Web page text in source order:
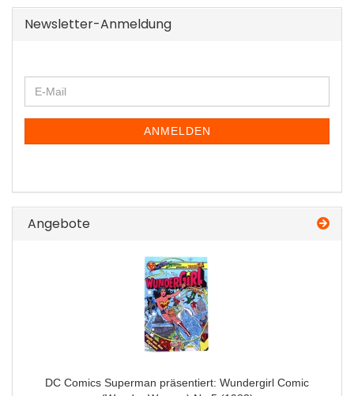
Newsletter-Anmeldung
ZUR
E-
Mail
ANMELDEN
Angebote
DC Comics Superman präsentiert: Wundergirl Comic